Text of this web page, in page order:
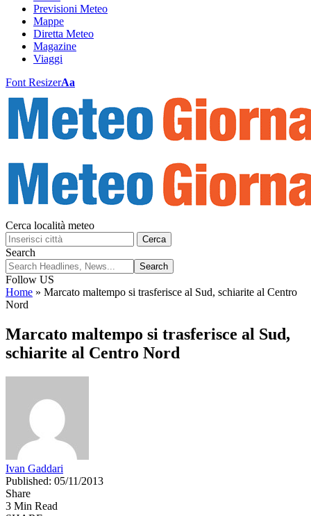
Previsioni Meteo
Mappe
Diretta Meteo
Magazine
Viaggi
Font ResizerAa
Cerca località meteo
Cerca
Search
Follow US
Home » Marcato maltempo si trasferisce al Sud, schiarite al Centro
Nord
Marcato maltempo si trasferisce al Sud,
schiarite al Centro Nord
Ivan Gaddari
Published: 05/11/2013
Share
3 Min Read